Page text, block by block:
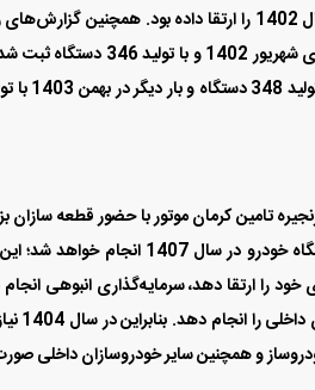
زنجیره تامین کرمان موتور با حضور قطعه
هدف‌گذاری برای داخلی‌سازی 80درصدی برای 300
داخلی‌سازی خود را ارتقا دهد، سرمایه‌گذاری
و همچنین سایر خودروسازان داخلی صورت
است. چراکه هر خودروسازی بتواند
کرمان موتور در تیراژ تولید و سهم
تولید برسانند. در حقیقت کرمانی‌ها تا پایان بهمن 1403 ، 63 هزار و 438